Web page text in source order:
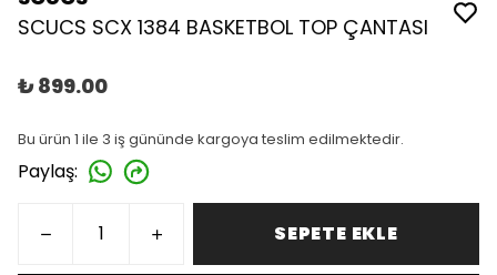
SCUCS SCX 1384 BASKETBOL TOP ÇANTASI
₺ 899.00
Bu ürün 1 ile 3 iş gününde kargoya teslim edilmektedir.
Paylaş:
SEPETE EKLE